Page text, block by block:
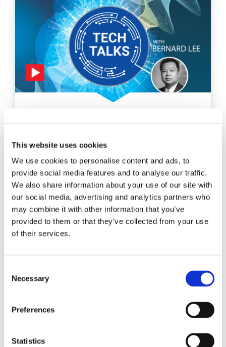
This website uses cookies
We use cookies to personalise content and ads, to
provide social media features and to analyse our traffic.
We also share information about your use of our site with
our social media, advertising and analytics partners who
may combine it with other information that you’ve
provided to them or that they’ve collected from your use
of their services.
Selection
Necessary
Preferences
Statistics
SOSTENIBILIDAD E IA
Explore cómo la IA puede conducir a un futuro más
inteligente y ecológico con el Dr. Bernard Lee.
EXPLORE